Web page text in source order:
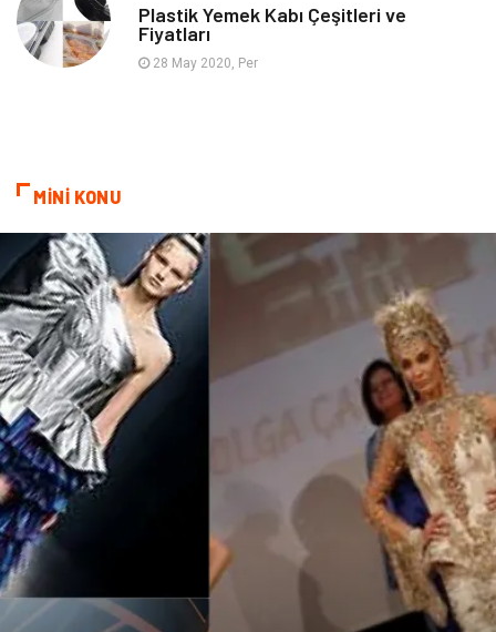
Aksesuar
Plastik Yemek Kabı Çeşitleri ve
Fiyatları
28 May 2020, Per
MİNİ KONU